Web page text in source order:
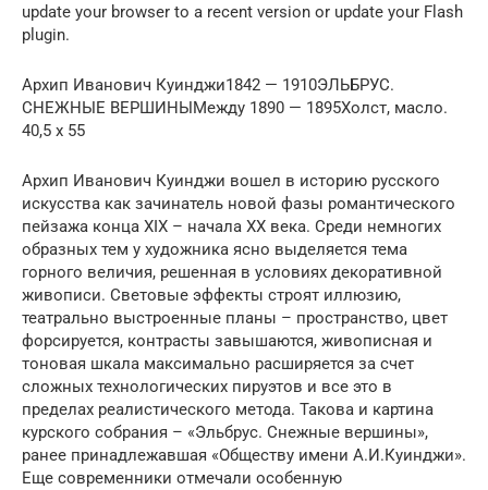
update your browser to a recent version or update your Flash
plugin.
Архип Иванович Куинджи1842 — 1910ЭЛЬБРУС.
СНЕЖНЫЕ ВЕРШИНЫМежду 1890 — 1895Холст, масло.
40,5 х 55
Архип Иванович Куинджи вошел в историю русского
искусства как зачинатель новой фазы романтического
пейзажа конца XIX – начала ХХ века. Среди немногих
образных тем у художника ясно выделяется тема
горного величия, решенная в условиях декоративной
живописи. Световые эффекты строят иллюзию,
театрально выстроенные планы – пространство, цвет
форсируется, контрасты завышаются, живописная и
тоновая шкала максимально расширяется за счет
сложных технологических пируэтов и все это в
пределах реалистического метода. Такова и картина
курского собрания – «Эльбрус. Снежные вершины»,
ранее принадлежавшая «Обществу имени А.И.Куинджи».
Еще современники отмечали особенную